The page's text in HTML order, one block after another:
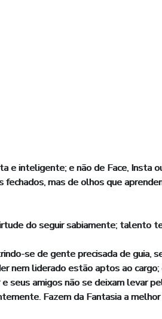
inteligente; e não de Face, Insta
mas de olhos que
do seguir sabiamente; talento
se de gente precisada de guia,
nem liderado estão aptos ao
seus amigos não se deixam levar
Fazem da Fantasia a